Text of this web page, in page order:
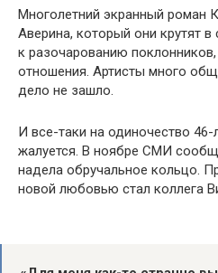
Многолетний экранный роман
Аверина, который они крутят
к разочарованию
отношения. Артисты много
дело не зашло.
И все-таки на одиночество 46-
жалуется. В ноябре СМИ
надела обручальное кольцо.
новой любовью стал коллега